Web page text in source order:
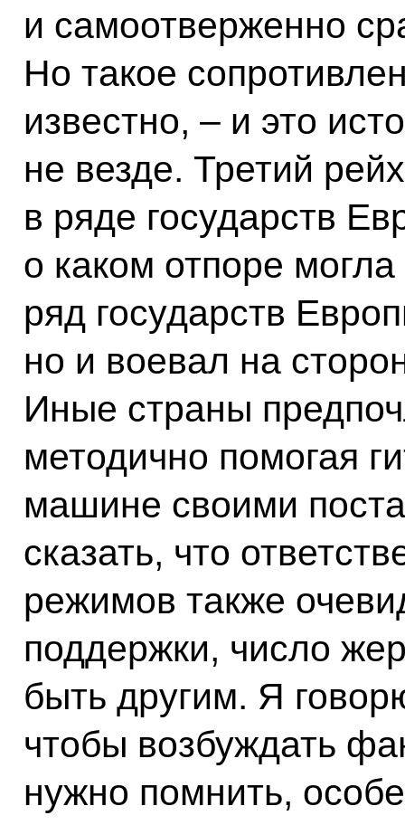
и самоотверженно
Но такое
известно, – и это
не везде. Третий
в ряде государств
о каком отпоре
ряд государств
но и воевал на
Иные страны
методично помогая
машине своими
сказать, что
режимов также
поддержки, число
быть другим. Я
чтобы возбуждать
нужно помнить,